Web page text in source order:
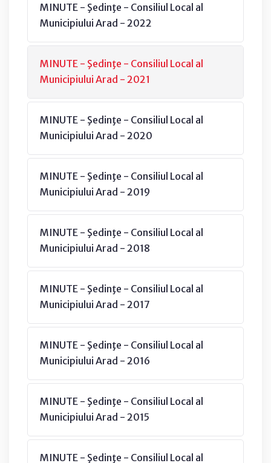
MINUTE - Şedinţe - Consiliul Local al
Municipiului Arad - 2022
MINUTE - Şedinţe - Consiliul Local al
Municipiului Arad - 2021
MINUTE - Şedinţe - Consiliul Local al
Municipiului Arad - 2020
MINUTE - Şedinţe - Consiliul Local al
Municipiului Arad - 2019
MINUTE - Şedinţe - Consiliul Local al
Municipiului Arad - 2018
MINUTE - Şedinţe - Consiliul Local al
Municipiului Arad - 2017
MINUTE - Şedinţe - Consiliul Local al
Municipiului Arad - 2016
MINUTE - Şedinţe - Consiliul Local al
Municipiului Arad - 2015
MINUTE - Şedinţe - Consiliul Local al